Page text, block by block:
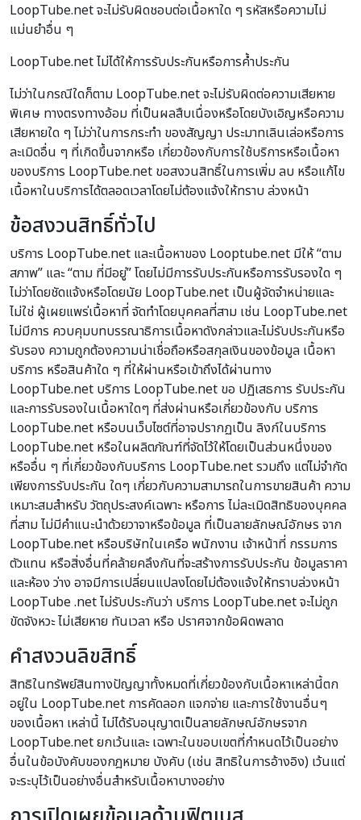
LoopTube.net จะไม่รับผิดชอบต่อเนื้อหาใด ๆ รหัสหรือความไม่
แม่นยำอื่น ๆ
LoopTube.net ไม่ได้ให้การรับประกันหรือการค้ำประกัน
ไม่ว่าในกรณีใดก็ตาม LoopTube.net จะไม่รับผิดต่อความเสียหาย
พิเศษ ทางตรงทางอ้อม ที่เป็นผลสืบเนื่องหรือโดยบังเอิญหรือความ
เสียหายใด ๆ ไม่ว่าในการกระทำ ของสัญญา ประมาทเลินเล่อหรือการ
ละเมิดอื่น ๆ ที่เกิดขึ้นจากหรือ เกี่ยวข้องกับการใช้บริการหรือเนื้อหา
ของบริการ LoopTube.net ขอสงวนสิทธิ์ในการเพิ่ม ลบ หรือแก้ไข
เนื้อหาในบริการได้ตลอดเวลาโดยไม่ต้องแจ้งให้ทราบ ล่วงหน้า
ข้อสงวนสิทธิ์ทั่วไป
บริการ LoopTube.net และเนื้อหาของ Looptube.net มีให้ “ตาม
สภาพ” และ “ตาม ที่มีอยู่” โดยไม่มีการรับประกันหรือการรับรองใด ๆ
ไม่ว่าโดยชัดแจ้งหรือโดยนัย LoopTube.net เป็นผู้จัดจำหน่ายและ
ไม่ใช่ ผู้เผยแพร่เนื้อหาที่ จัดทำโดยบุคคลที่สาม เช่น LoopTube.net
ไม่มีการ ควบคุมบทบรรณาธิการเนื้อหาดังกล่าวและไม่รับประกันหรือ
รับรอง ความถูกต้องความน่าเชื่อถือหรือสกุลเงินของข้อมูล เนื้อหา
บริการ หรือสินค้าใด ๆ ที่ให้ผ่านหรือเข้าถึงได้ผ่านทาง
LoopTube.net บริการ LoopTube.net ขอ ปฏิเสธการ รับประกัน
และการรับรองในเนื้อหาใดๆ ที่ส่งผ่านหรือเกี่ยวข้องกับ บริการ
LoopTube.net หรือบนเว็บไซต์ที่อาจปรากฏเป็น ลิงก์ในบริการ
LoopTube.net หรือในผลิตภัณฑ์ที่จัดไว้ให้โดยเป็นส่วนหนึ่งของ
หรืออื่น ๆ ที่เกี่ยวข้องกับบริการ LoopTube.net รวมถึง แต่ไม่จำกัด
เพียงการรับประกัน ใดๆ เกี่ยวกับความสามารถในการขายสินค้า ความ
เหมาะสมสำหรับ วัตถุประสงค์เฉพาะ หรือการ ไม่ละเมิดสิทธิของบุคคล
ที่สาม ไม่มีคำแนะนำด้วยวาจาหรือข้อมูล ที่เป็นลายลักษณ์อักษร จาก
LoopTube.net หรือบริษัทในเครือ พนักงาน เจ้าหน้าที่ กรรมการ
ตัวแทน หรือสิ่งอื่นที่คล้ายคลึงกันที่จะสร้างการรับประกัน ข้อมูลราคา
และห้อง ว่าง อาจมีการเปลี่ยนแปลงโดยไม่ต้องแจ้งให้ทราบล่วงหน้า
LoopTube .net ไม่รับประกันว่า บริการ LoopTube.net จะไม่ถูก
ขัดจังหวะ ไม่เสียหาย ทันเวลา หรือ ปราศจากข้อผิดพลาด
คำสงวนลิขสิทธิ์
สิทธิในทรัพย์สินทางปัญญาทั้งหมดที่เกี่ยวข้องกับเนื้อหาเหล่านี้ตก
อยู่ใน LoopTube.net การคัดลอก แจกจ่าย และการใช้งานอื่นๆ
ของเนื้อหา เหล่านี้ ไม่ได้รับอนุญาตเป็นลายลักษณ์อักษรจาก
LoopTube.net ยกเว้นและ เฉพาะในขอบเขตที่กำหนดไว้เป็นอย่าง
อื่นในข้อบังคับของกฎหมาย บังคับ (เช่น สิทธิในการอ้างอิง) เว้นแต่
จะระบุไว้เป็นอย่างอื่นสำหรับเนื้อหาบางอย่าง